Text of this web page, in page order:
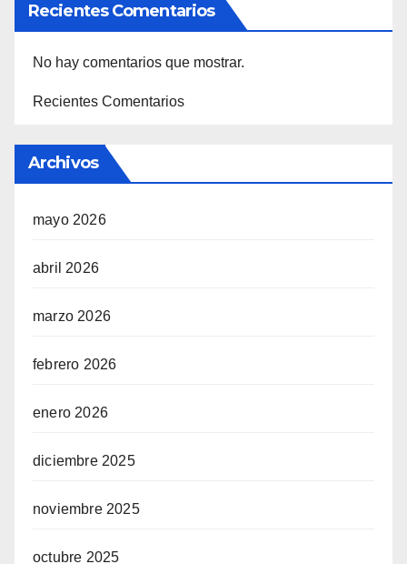
Recientes Comentarios
No hay comentarios que mostrar.
Recientes Comentarios
Archivos
mayo 2026
abril 2026
marzo 2026
febrero 2026
enero 2026
diciembre 2025
noviembre 2025
octubre 2025